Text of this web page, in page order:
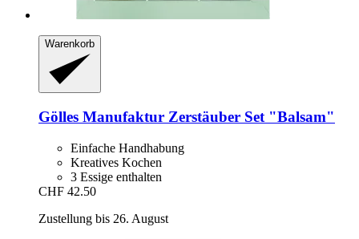
Warenkorb
Gölles Manufaktur Zerstäuber Set "Balsam"
Einfache Handhabung
Kreatives Kochen
3 Essige enthalten
CHF 42.50
Zustellung bis 26. August